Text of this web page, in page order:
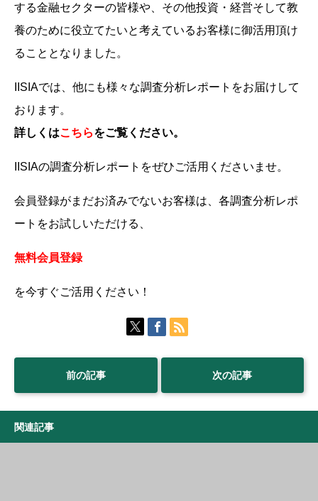
する金融セクターの皆様や、その他投資・経営そして教
養のために役立てたいと考えているお客様に御活用頂け
ることとなりました。
IISIAでは、他にも様々な調査分析レポートをお届けして
おります。
詳しくはこちらをご覧ください。
IISIAの調査分析レポートをぜひご活用くださいませ。
会員登録がまだお済みでないお客様は、各調査分析レポ
ートをお試しいただける、
無料会員登録
を今すぐご活用ください！
前の記事 次の記事
関連記事